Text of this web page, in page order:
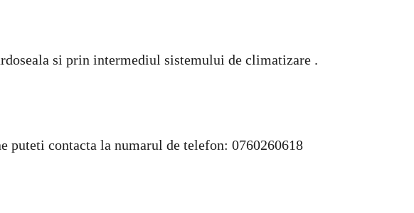
si prin intermediul sistemului de climatizare .
puteti contacta la numarul de telefon: 0760260618